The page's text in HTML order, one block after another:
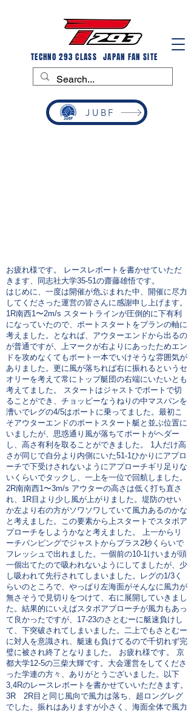
TECHNO 293 CLASS JAPAN FAN SITE
JUBF
お疲れ様です。 レースレポートを書かせていただ
きます、同志社大学35-51の齋藤雄悟です。
はじめに、一度は開催が危ぶまれた中、開催に尽力
してくださった運営の皆さんに感謝申し上げます。
1R南西1〜2m/s スタートラインが圧倒的に下有利
になっていたので、ポートスタートをプランの軸に
考えました。となれば、アウターエンドから出るの
が普通ですが、上マークが右よりにあったためエン
ドを攻めなくてもポート一本でいけそうな雰囲気が
ありました。更に風が落ちれば右に振れるというセ
オリーを考えて常にトップ艇団の右端にいたいとも
考えてました。 スタートはジャストでポートで切
ることができ、チョッピーなうねりの中マスパンを
漕いでレグの4/5はポートに乗ってました。最初こ
そアウターエンドのポートスタート艇と並ぶ位置に
いましたが、思惑通り風が落ちてポートがヘダー
し、高さ有利を取ることができました。 1人だけ高
さが同じで自分より内側にいた51-1ひかりにアプロ
ーチで下受けされないようにアプローチギリ足りな
いくらいでタックし、一上を一位で回航しました。
2R南南西1〜3m/s アウターの高さは低く打ち直さ
れ、1R目より少し風が上がりました。堤防のせい
か左より右の方がソワソワしていて風力あるのかな
と考えました。この要素から上スタートでスタボア
プローチをしようかなと考えました。 上一からリ
ーチパンピングでジャストからプラス2秒くらいで
フレッシュで出れました。一個前の10-1けいまが頭
一個出てたので吸われないようにしてましたが、少
し吸われて先行されてしまいました。レグの1/3く
らいのところで、やっぱり左海面がそんなに風力が
無さそうで見切りをつけて、右に展開していきまし
た。結果的にいえばスタボアプローチが風力もあっ
て良かったですが、17-23のさとむーに艇速負けし
て、下突破されてしまいました。二上でもさとむー
に対人を意識され、艇速も負けてるので千切れず完
璧に被され終了となりました。 お疲れ様です。 京
都大学12-5の三柴大輝です。大会運営をしてくださ
った学連の方々、ありがとうございました。以下
3,4Rのレースレポートを書かせていいただきます。
3R 2R目と同じ風向で風力は落ち、超ロングレグ
でした。振れはありますが小さく、海面全体で風力